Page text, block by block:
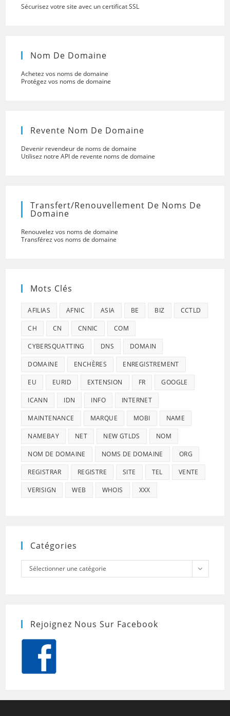
Sécurisez votre site avec un certificat SSL
Nom De Domaine
Achetez vos noms de domaine
Protégez vos noms de domaine
Revente Nom De Domaine
Devenir revendeur de noms de domaine
Utilisez notre API de revente noms de domaine
Transfert/renouvellement De Noms De
Domaine
Renouvelez vos noms de domaine
Transférez vos noms de domaine
Mots Clés
AFILIAS AFNIC ASIA BE BIZ CCTLD
CH CN CNNIC COM
CYBERSQUATTING DNS DOMAIN
DOMAINE ENCHÈRES ENREGISTREMENT
EU EURID EXTENSION FR GOOGLE
ICANN IDN INFO INTERNET
MAINTENANCE MARQUE MOBI NAME
NAMEBAY NET NEW GTLDS NOM
NOM DE DOMAINE NOMS DE DOMAINE ORG
REGISTRAR REGISTRE SITE TEL VENTE
VERISIGN WEB WHOIS XXX
Catégories
Catégories
Sélectionner une catégorie
Rejoignez Nous Sur Facebook